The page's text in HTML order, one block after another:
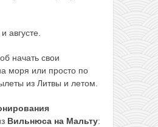
августе.
начать свои
моря или просто по
из Литвы и летом.
Вильнюса на Мальту: